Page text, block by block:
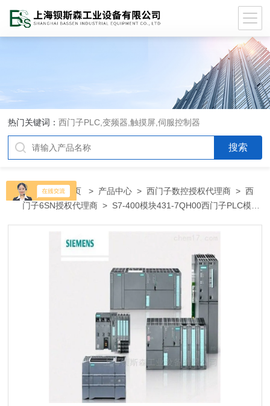
热门关键词：西门子PLC,变频器,触摸屏,伺服控制器
当前位置：首页 > 产品中心 >西门子数控授权代理商 >西
门子6SN授权代理商 > S7-400模块431-7QH00西门子PLC模块